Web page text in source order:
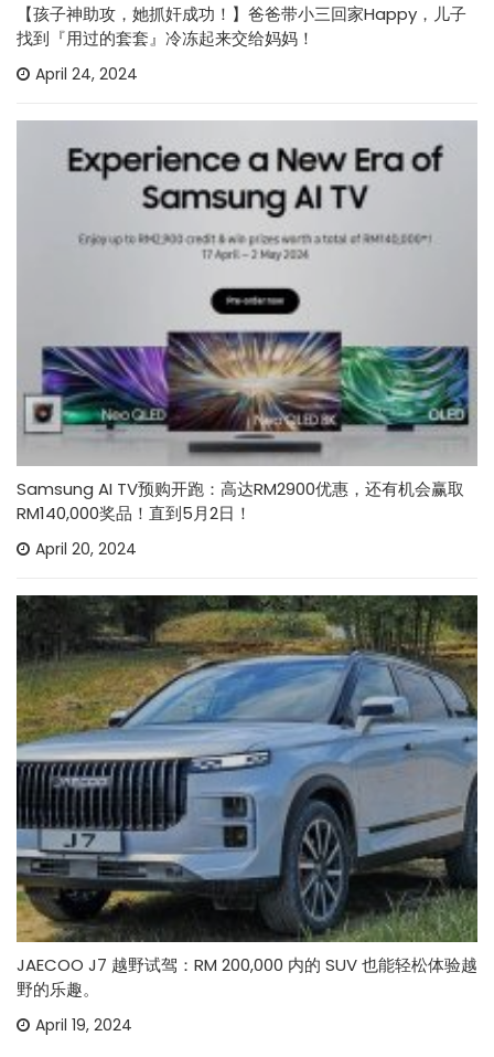
【孩子神助攻，她抓奸成功！】爸爸带小三回家Happy，儿子
找到『用过的套套』冷冻起来交给妈妈！
April 24, 2024
Samsung AI TV预购开跑：高达RM2900优惠，还有机会赢取
RM140,000奖品！直到5月2日！
April 20, 2024
JAECOO J7 越野试驾：RM 200,000 内的 SUV 也能轻松体验越
野的乐趣。
April 19, 2024